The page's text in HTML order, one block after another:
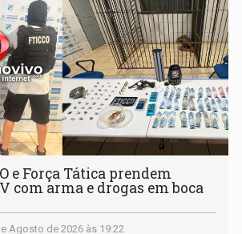
e Força Tática prendem
com arma e drogas em boca
Agosto de 2026 às 19:22